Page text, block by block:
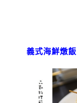
義式海鮮燉飯